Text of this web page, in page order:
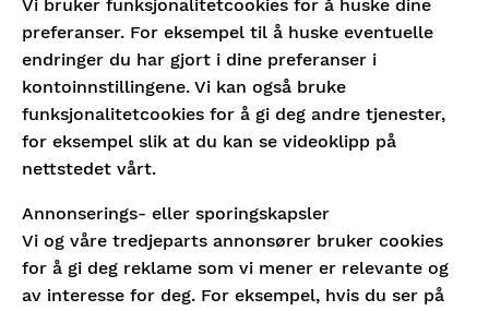
Vi bruker funksjonalitetcookies for å huske dine
preferanser. For eksempel til å huske eventuelle
endringer du har gjort i dine preferanser i
kontoinnstillingene. Vi kan også bruke
funksjonalitetcookies for å gi deg andre tjenester,
for eksempel slik at du kan se videoklipp på
nettstedet vårt.
Annonserings- eller sporingskapsler
Vi og våre tredjeparts annonsører bruker cookies
for å gi deg reklame som vi mener er relevante og
av interesse for deg. For eksempel, hvis du ser på